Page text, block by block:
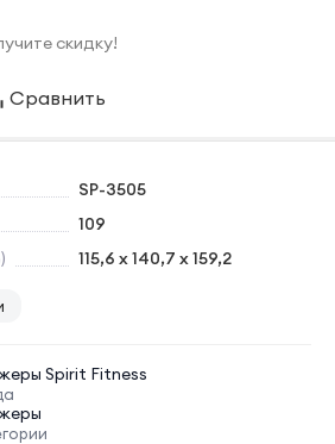
SP-3505
109
115,6 x 140,7 x 159,2
Spirit Fitness
скидку!
Сравнить